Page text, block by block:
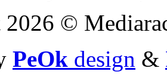
©
PeOk design &